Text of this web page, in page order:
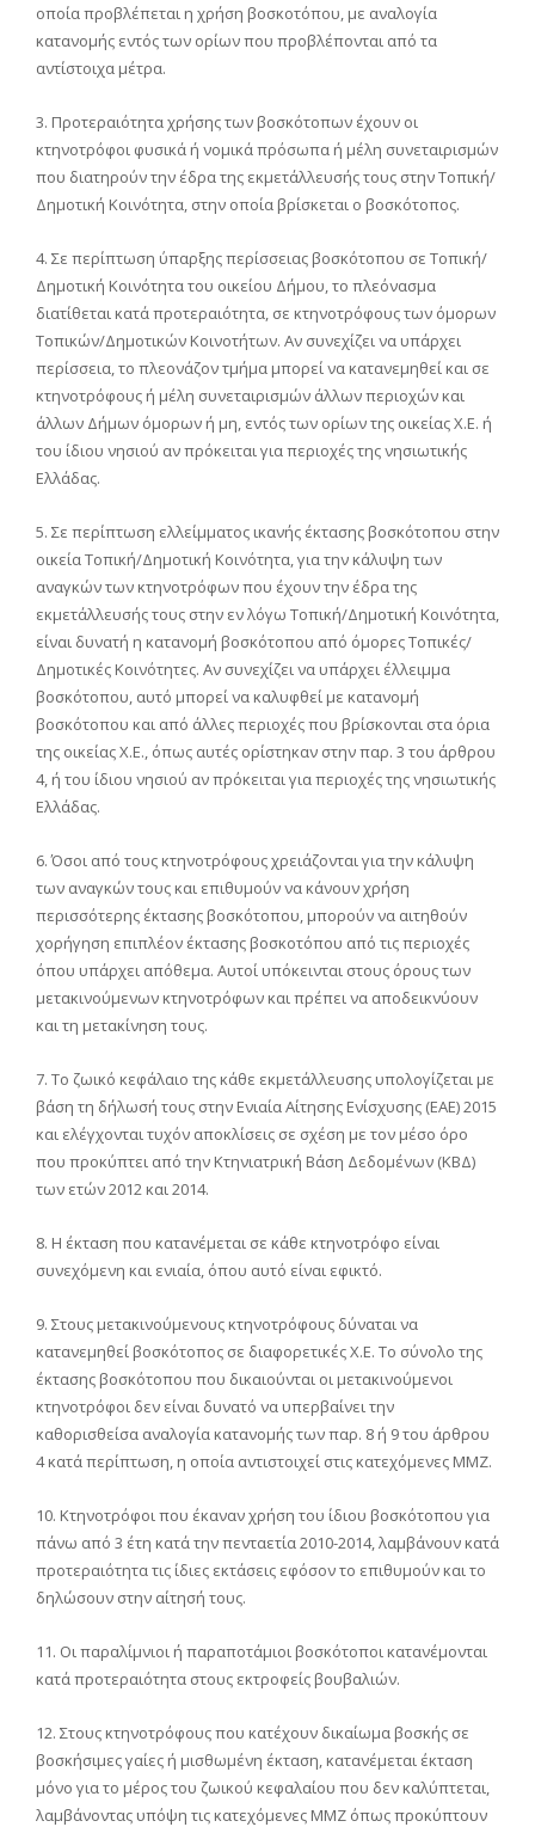
οποία προβλέπεται η χρήση βοσκοτόπου, με αναλογία
κατανομής εντός των ορίων που προβλέπονται από τα
αντίστοιχα μέτρα.
3. Προτεραιότητα χρήσης των βοσκότοπων έχουν οι
κτηνοτρόφοι φυσικά ή νομικά πρόσωπα ή μέλη συνεταιρισμών
που διατηρούν την έδρα της εκμετάλλευσής τους στην Τοπική/
Δημοτική Κοινότητα, στην οποία βρίσκεται ο βοσκότοπος.
4. Σε περίπτωση ύπαρξης περίσσειας βοσκότοπου σε Τοπική/
Δημοτική Κοινότητα του οικείου Δήμου, το πλεόνασμα
διατίθεται κατά προτεραιότητα, σε κτηνοτρόφους των όμορων
Τοπικών/Δημοτικών Κοινοτήτων. Αν συνεχίζει να υπάρχει
περίσσεια, το πλεονάζον τμήμα μπορεί να κατανεμηθεί και σε
κτηνοτρόφους ή μέλη συνεταιρισμών άλλων περιοχών και
άλλων Δήμων όμορων ή μη, εντός των ορίων της οικείας Χ.Ε. ή
του ίδιου νησιού αν πρόκειται για περιοχές της νησιωτικής
Ελλάδας.
5. Σε περίπτωση ελλείμματος ικανής έκτασης βοσκότοπου στην
οικεία Τοπική/Δημοτική Κοινότητα, για την κάλυψη των
αναγκών των κτηνοτρόφων που έχουν την έδρα της
εκμετάλλευσής τους στην εν λόγω Τοπική/Δημοτική Κοινότητα,
είναι δυνατή η κατανομή βοσκότοπου από όμορες Τοπικές/
Δημοτικές Κοινότητες. Αν συνεχίζει να υπάρχει έλλειμμα
βοσκότοπου, αυτό μπορεί να καλυφθεί με κατανομή
βοσκότοπου και από άλλες περιοχές που βρίσκονται στα όρια
της οικείας Χ.Ε., όπως αυτές ορίστηκαν στην παρ. 3 του άρθρου
4, ή του ίδιου νησιού αν πρόκειται για περιοχές της νησιωτικής
Ελλάδας.
6. Όσοι από τους κτηνοτρόφους χρειάζονται για την κάλυψη
των αναγκών τους και επιθυμούν να κάνουν χρήση
περισσότερης έκτασης βοσκότοπου, μπορούν να αιτηθούν
χορήγηση επιπλέον έκτασης βοσκοτόπου από τις περιοχές
όπου υπάρχει απόθεμα. Αυτοί υπόκεινται στους όρους των
μετακινούμενων κτηνοτρόφων και πρέπει να αποδεικνύουν
και τη μετακίνηση τους.
7. Το ζωικό κεφάλαιο της κάθε εκμετάλλευσης υπολογίζεται με
βάση τη δήλωσή τους στην Ενιαία Αίτησης Ενίσχυσης (ΕΑΕ) 2015
και ελέγχονται τυχόν αποκλίσεις σε σχέση με τον μέσο όρο
που προκύπτει από την Κτηνιατρική Βάση Δεδομένων (ΚΒΔ)
των ετών 2012 και 2014.
8. Η έκταση που κατανέμεται σε κάθε κτηνοτρόφο είναι
συνεχόμενη και ενιαία, όπου αυτό είναι εφικτό.
9. Στους μετακινούμενους κτηνοτρόφους δύναται να
κατανεμηθεί βοσκότοπος σε διαφορετικές Χ.Ε. Το σύνολο της
έκτασης βοσκότοπου που δικαιούνται οι μετακινούμενοι
κτηνοτρόφοι δεν είναι δυνατό να υπερβαίνει την
καθορισθείσα αναλογία κατανομής των παρ. 8 ή 9 του άρθρου
4 κατά περίπτωση, η οποία αντιστοιχεί στις κατεχόμενες ΜΜΖ.
10. Κτηνοτρόφοι που έκαναν χρήση του ίδιου βοσκότοπου για
πάνω από 3 έτη κατά την πενταετία 2010-2014, λαμβάνουν κατά
προτεραιότητα τις ίδιες εκτάσεις εφόσον το επιθυμούν και το
δηλώσουν στην αίτησή τους.
11. Οι παραλίμνιοι ή παραποτάμιοι βοσκότοποι κατανέμονται
κατά προτεραιότητα στους εκτροφείς βουβαλιών.
12. Στους κτηνοτρόφους που κατέχουν δικαίωμα βοσκής σε
βοσκήσιμες γαίες ή μισθωμένη έκταση, κατανέμεται έκταση
μόνο για το μέρος του ζωικού κεφαλαίου που δεν καλύπτεται,
λαμβάνοντας υπόψη τις κατεχόμενες ΜΜΖ όπως προκύπτουν